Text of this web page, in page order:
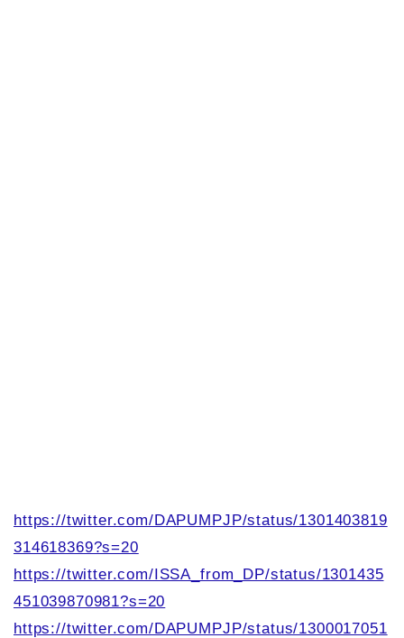
https://twitter.com/DAPUMPJP/status/1301403819
314618369?s=20
https://twitter.com/ISSA_from_DP/status/1301435
451039870981?s=20
https://twitter.com/DAPUMPJP/status/1300017051